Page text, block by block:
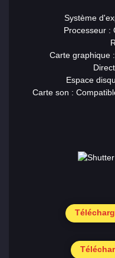
Système
Processeur :
Carte graphique
Espace
Carte son :